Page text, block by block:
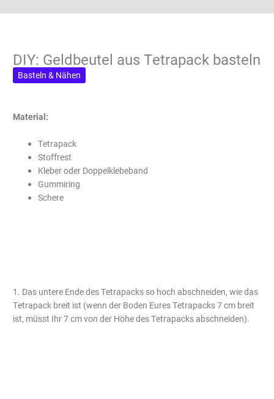
DIY: Geldbeutel aus Tetrapack basteln
Basteln & Nähen
Material:
Tetrapack
Stoffrest
Kleber oder Doppelklebeband
Gummiring
Schere
1. Das untere Ende des Tetrapacks so hoch abschneiden, wie das
Tetrapack breit ist (wenn der Boden Eures Tetrapacks 7 cm breit
ist, müsst Ihr 7 cm von der Höhe des Tetrapacks abschneiden).